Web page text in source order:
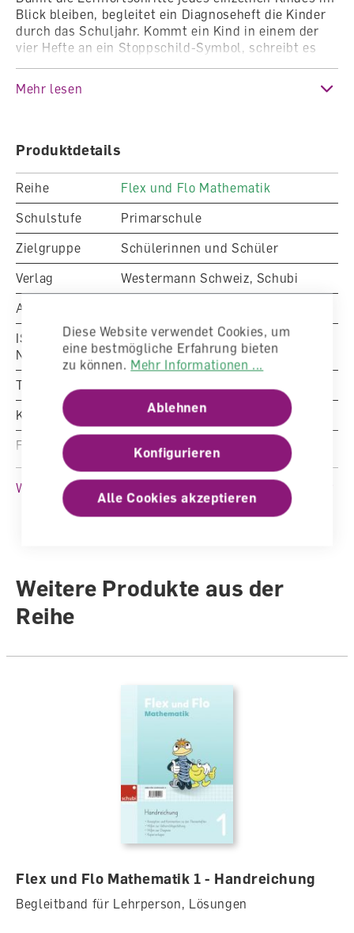
Blick bleiben, begleitet ein Diagnoseheft die Kinder
durch das Schuljahr. Kommt ein Kind in einem der
vier Hefte an ein Stoppschild-Symbol, schreibt es
eine lernbegleitende Diagnose. Sie gibt Auskunft
über den individuellen Lernstand und weist ggf. auf
Förderbedarf hin.
detaillierte Kompetenzbeschreibungen
Einschätzung anhand einer dreistufigen Skala
Platz für individuelle Kommentare und Hinweise
inklusive Verweise auf passende
Fördermassnahmen in den Förder-
Kopiervorlagen
mit Selbsteinschätzung für die Kinder über
Smileys
Mehr lesen
Produktdetails
Reihe
Flex und Flo Mathematik
Schulstufe
Primarschule
Zielgruppe
Schülerinnen und Schüler
Verlag
Westermann Schweiz, Schubi
Artikelnummer
ISBN/EAN-
Nummer
978-3-0359-0472-7
Typ
Arbeitsheft
Klasse
4. Klasse
Fachbereich
Mathematik
1. Auflage 2024
Sprache
Deutsch
Weitere Produktinformationen
Weitere Produkte aus der
Reihe
Flex und Flo Mathematik 1 - Handreichung
Begleitband für Lehrperson, Lösungen
Diese Website verwendet Cookies, um
eine bestmögliche Erfahrung bieten
zu können. Mehr Informationen ...
Ablehnen
Konfigurieren
Alle Cookies akzeptieren